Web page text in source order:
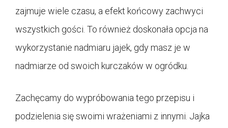
zajmuje wiele czasu, a efekt końcowy zachwyci
wszystkich gości. To również doskonała opcja na
wykorzystanie nadmiaru jajek, gdy masz je w
nadmiarze od swoich kurczaków w ogródku.
Zachęcamy do wypróbowania tego przepisu i
podzielenia się swoimi wrażeniami z innymi. Jajka